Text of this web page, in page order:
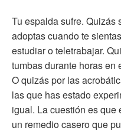
Tu espalda sufre. Quizás
adoptas cuando te
estudiar o teletrabajar.
tumbas durante horas en
O quizás por las
las que has estado
igual. La cuestión es
un remedio casero que